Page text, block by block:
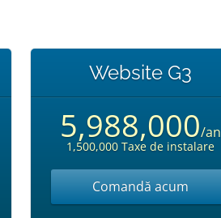
Website G3
5,988,000/an
1,500,000 Taxe de instalare
Comandă acum